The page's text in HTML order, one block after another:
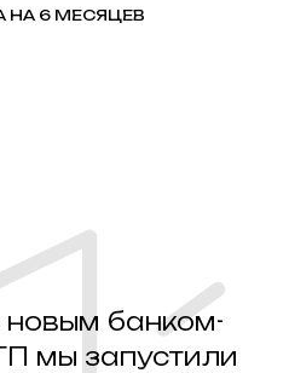
НА 6 МЕСЯЦЕВ
банком-
мы запустили